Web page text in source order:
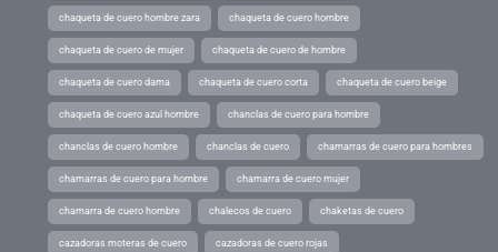
chaqueta de cuero hombre zara chaqueta de cuero hombre
chaqueta de cuero de mujer chaqueta de cuero de hombre
chaqueta de cuero dama chaqueta de cuero corta chaqueta de cuero beige
chaqueta de cuero azul hombre chanclas de cuero para hombre
chanclas de cuero hombre chanclas de cuero chamarras de cuero para hombres
chamarras de cuero para hombre chamarra de cuero mujer
chamarra de cuero hombre chalecos de cuero chaketas de cuero
cazadoras moteras de cuero cazadoras de cuero rojas